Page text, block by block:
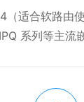
（适合软路由
系列等主流